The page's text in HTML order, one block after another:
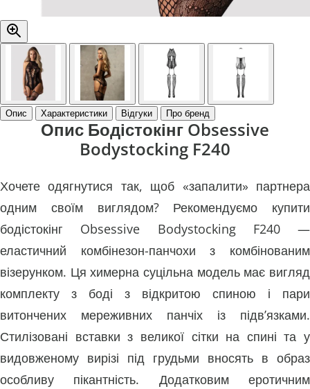
Опис Характеристики Відгуки Про бренд
Опис Бодістокінг Obsessive
Bodystocking F240
Хочете одягнутися так, щоб «запалити» партнера
одним своїм виглядом? Рекомендуємо купити
бодістокінг Obsessive Bodystocking F240 —
еластичний комбінезон-панчохи з комбінованим
візерунком. Ця химерна суцільна модель має вигляд
комплекту з боді з відкритою спиною і пари
витончених мереживних панчіх із підв’язками.
Стилізовані вставки з великої сітки на спині та у
видовженому вирізі під грудьми вносять в образ
особливу пікантність. Додатковим еротичним